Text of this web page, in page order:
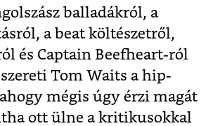
balladákról, a
a beat költészetről,
és Captain Beefheart-ról
Tom Waits a hip-
mégis úgy érzi magát
ott ülne a kritikusokkal